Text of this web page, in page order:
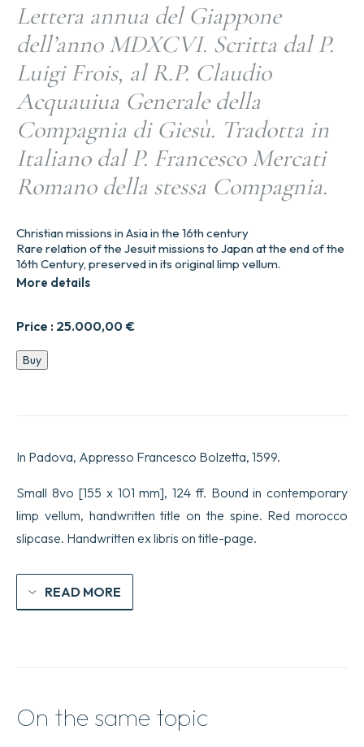
Lettera annua del Giappone
dell’anno MDXCVI. Scritta dal P.
Luigi Frois, al R.P. Claudio
Acquauiua Generale della
Compagnia di Giesù. Tradotta in
Italiano dal P. Francesco Mercati
Romano della stessa Compagnia.
Price : 25.000,00 €
Christian missions in Asia in the 16th century
Rare relation of the Jesuit missions to Japan at the end of the
16th Century, preserved in its original limp vellum.
More details
Lettera
annua
dal
Luigi
al
R.P.
Claudio
Generale
della
Compagnia
P.
Francesco
Buy
In Padova, Appresso Francesco Bolzetta, 1599.
Small 8vo [155 x 101 mm], 124 ff. Bound in contemporary
limp vellum, handwritten title on the spine. Red morocco
slipcase. Handwritten ex libris on title-page.
READ MORE
On the same topic